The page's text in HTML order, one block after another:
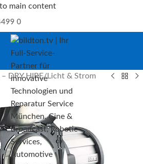
main content
0
DRY HIRE/Licht & Strom